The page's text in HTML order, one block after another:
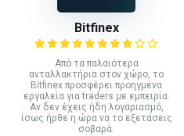
Bitfinex
Από τα παλαιότερα
ανταλλακτήρια στον χώρο, το
Bitfinex προσφέρει προηγμένα
εργαλεία για traders με εμπειρία.
Αν δεν έχεις ήδη λογαριασμό,
ίσως ήρθε η ώρα να το εξετάσεις
σοβαρά.